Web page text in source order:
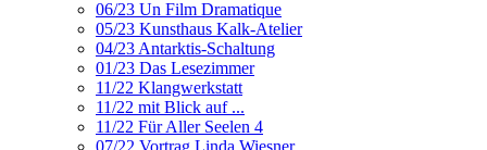
06/23 Un Film Dramatique
05/23 Kunsthaus Kalk-Atelier
04/23 Antarktis-Schaltung
01/23 Das Lesezimmer
11/22 Klangwerkstatt
11/22 mit Blick auf ...
11/22 Für Aller Seelen 4
07/22 Vortrag Linda Wiesner